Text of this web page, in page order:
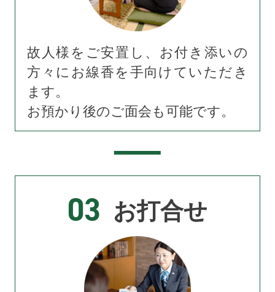
故人様をご安置し、お付き添いの
方々にお線香を手向けていただき
ます。
お預かり後のご面会も可能です。
03 お打合せ